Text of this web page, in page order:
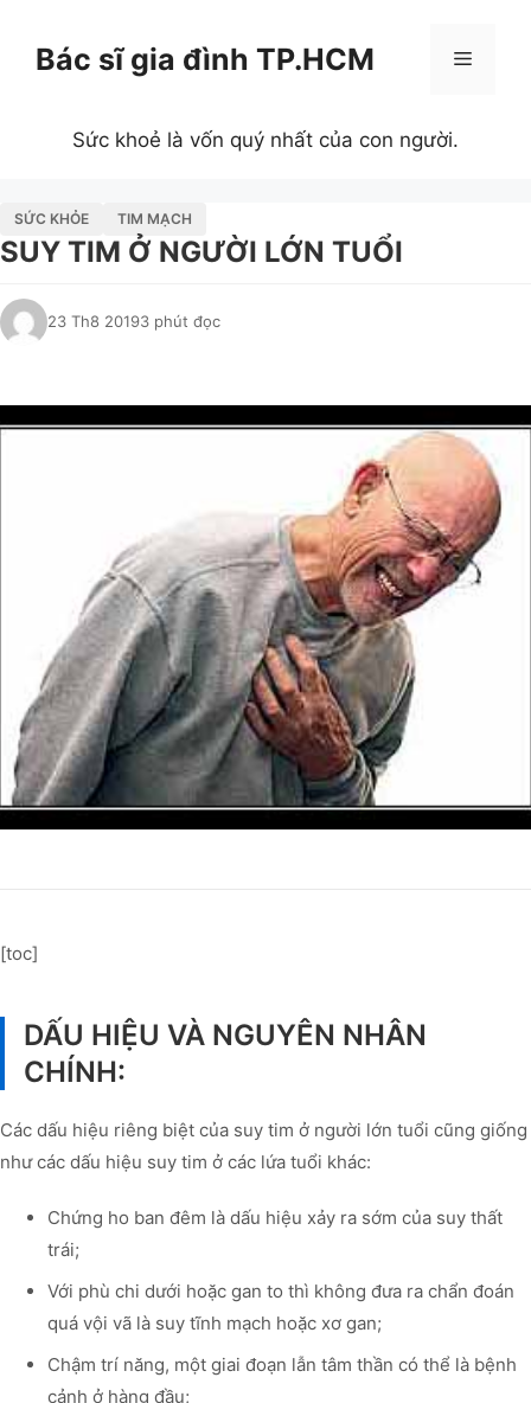
Bác sĩ gia đình TP.HCM Menu
Sức khoẻ là vốn quý nhất của con người.
SỨC KHỎE TIM MẠCH
SUY TIM Ở NGƯỜI LỚN TUỔI
23 Th8 20193 phút đọc
[toc]
DẤU HIỆU VÀ NGUYÊN NHÂN
CHÍNH:
Các dấu hiệu riêng biệt của suy tim ở người lớn tuổi cũng giống
như các dấu hiệu suy tim ở các lứa tuổi khác:
Chứng ho ban đêm là dấu hiệu xảy ra sớm của suy thất
trái;
Với phù chi dưới hoặc gan to thì không đưa ra chẩn đoán
quá vội vã là suy tĩnh mạch hoặc xơ gan;
Chậm trí năng, một giai đoạn lẫn tâm thần có thể là bệnh
cảnh ở hàng đầu;